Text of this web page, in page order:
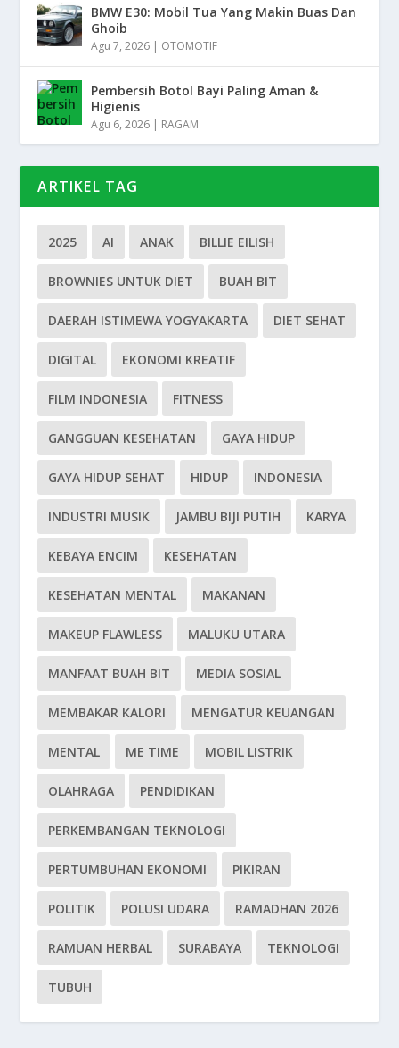
BMW E30: Mobil Tua Yang Makin Buas Dan
Ghoib
Agu 7, 2026 | OTOMOTIF
Pembersih Botol Bayi Paling Aman &
Higienis
Agu 6, 2026 | RAGAM
ARTIKEL TAG
2025 AI ANAK BILLIE EILISH
BROWNIES UNTUK DIET BUAH BIT
DAERAH ISTIMEWA YOGYAKARTA DIET SEHAT
DIGITAL EKONOMI KREATIF
FILM INDONESIA FITNESS
GANGGUAN KESEHATAN GAYA HIDUP
GAYA HIDUP SEHAT HIDUP INDONESIA
INDUSTRI MUSIK JAMBU BIJI PUTIH KARYA
KEBAYA ENCIM KESEHATAN
KESEHATAN MENTAL MAKANAN
MAKEUP FLAWLESS MALUKU UTARA
MANFAAT BUAH BIT MEDIA SOSIAL
MEMBAKAR KALORI MENGATUR KEUANGAN
MENTAL ME TIME MOBIL LISTRIK
OLAHRAGA PENDIDIKAN
PERKEMBANGAN TEKNOLOGI
PERTUMBUHAN EKONOMI PIKIRAN
POLITIK POLUSI UDARA RAMADHAN 2026
RAMUAN HERBAL SURABAYA TEKNOLOGI
TUBUH